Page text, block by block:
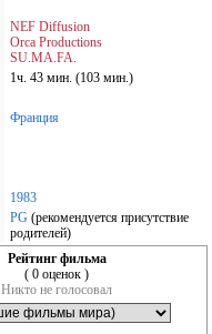
NEF Diffusion
Orca Productions
SU.MA.FA.
1ч. 43 мин. (103 мин.)
Франция
1983
PG (рекомендуется присутствие
родителей)
Рейтинг фильма
( 0 оценок )
Никто не голосовал